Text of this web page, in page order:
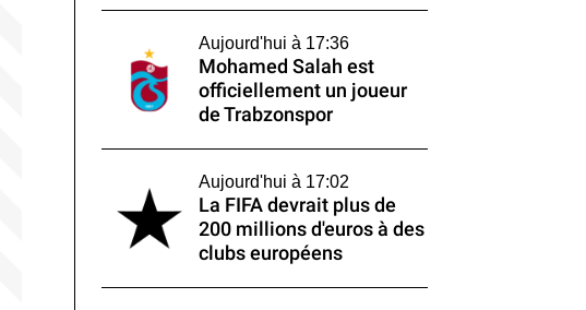
Aujourd'hui à 17:36
Mohamed Salah est
officiellement un joueur
de Trabzonspor
Aujourd'hui à 17:02
La FIFA devrait plus de
200 millions d'euros à des
clubs européens